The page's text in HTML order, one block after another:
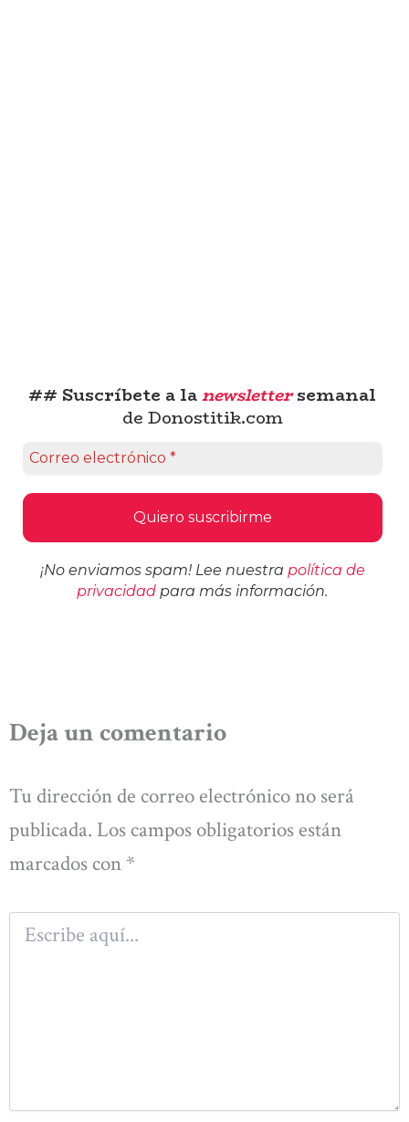
## Suscríbete a lanewslettersemanal
de Donostitik.com
¡No enviamos spam! Lee nuestra política de
privacidad para más información.
Deja un comentario
Tu dirección de correo electrónico no será
publicada. Los campos obligatorios están
marcados con *
Escribe
aquí...